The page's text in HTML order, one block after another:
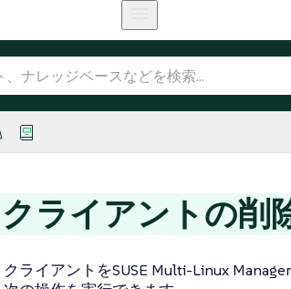
クライアントの削
クライアントをSUSE Multi-Linux